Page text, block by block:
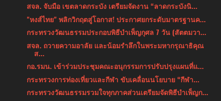
สจล. จับมือ เขตลาดกระบัง เตรียมจัดงาน “ลาดกระบังนิ...
"หงส์ไทย" พลิกวิกฤตสู่โอกาส! ประกาศยกระดับมาตรฐานค...
กระทรวงวัฒนธรรมประกอบพิธีบำเพ็ญกุศล 7 วัน (สัตตมวา...
สจล. ถวายความอาลัย และน้อมรำลึกในพระมหากรุณาธิคุณ
ส...
กอ.รมน. เข้าร่วมประชุมคณะอนุกรรมการปรับปรุงแผนที่แ...
กระทรวงการท่องเที่ยวและกีฬา ขับเคลื่อนนโยบาย “กีฬา...
กระทรวงวัฒนธรรมรวมใจทุกภาคส่วนเตรียมจัดพิธีบำเพ็ญก...